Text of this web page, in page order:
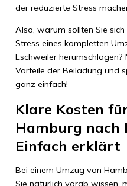
der reduzierte Stress
Also, warum sollten Sie
Stress eines kompletten
Eschweiler
Vorteile der Beiladung und
ganz einfach!
Klare Kosten
Hamburg nach
Einfach erklärt
Bei einem Umzug von
Sie natürlich vorab wissen,